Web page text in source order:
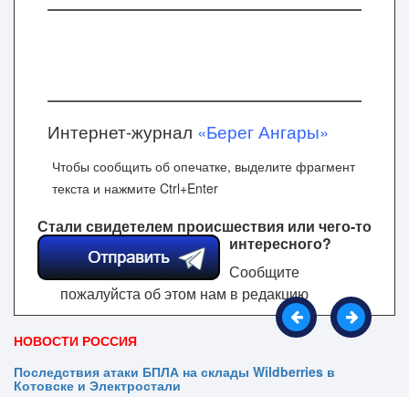
Интернет-журнал «Берег Ангары»
Стали свидетелем происшествия или чего-то
интересного?
Сообщите
пожалуйста об этом нам в редакцию
Чтобы сообщить об опечатке, выделите фрагмент
текста и нажмите Ctrl+Enter
НОВОСТИ РОССИЯ
Последствия атаки БПЛА на склады Wildberries в
Котовске и Электростали